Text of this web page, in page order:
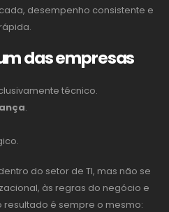
desempenho consistente e
das empresas
técnico.
.
do setor de TI, mas não se
às regras do negócio e
é sempre o mesmo: